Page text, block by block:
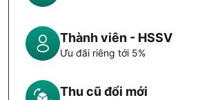
Thành viên - HSSV
Ưu đãi riêng tới 5%
Thu cũ đổi mới